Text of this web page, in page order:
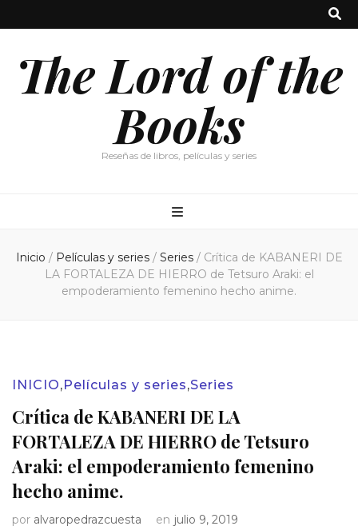
The Lord of the
Books
Reseñas de libros, películas y series
Inicio / Películas y series / Series / Crítica de KABANERI DE
LA FORTALEZA DE HIERRO de Tetsuro Araki: el
empoderamiento femenino hecho anime.
INICIO,Películas y series,Series
Crítica de KABANERI DE LA
FORTALEZA DE HIERRO de Tetsuro
Araki: el empoderamiento femenino
hecho anime.
por alvaropedrazcuesta en julio 9, 2019